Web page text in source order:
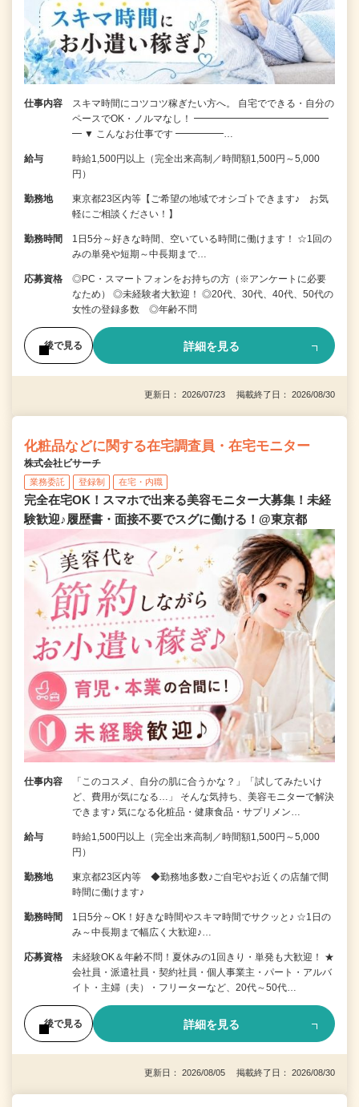
仕事内容
スキマ時間にコツコツ稼ぎたい方へ。 自宅でできる・自分の
ペースでOK・ノルマなし！ ━━━━━━━━━━━━━━
━ ▼ こんなお仕事です ━━━━━…
給与
時給1,500円以上（完全出来高制／時間額1,500円～5,000
円）
勤務地
東京都23区内等【ご希望の地域でオシゴトできます♪ お気
軽にご相談ください！】
勤務時間
1日5分～好きな時間、空いている時間に働けます！ ☆1回の
みの単発や短期～中長期まで…
応募資格
◎PC・スマートフォンをお持ちの方（※アンケートに必要
なため） ◎未経験者大歓迎！ ◎20代、30代、40代、50代の
女性の登録多数 ◎年齢不問
後で見る 詳細を見る
更新日： 2026/07/23 掲載終了日： 2026/08/30
化粧品などに関する在宅調査員・在宅モニター
株式会社ビサーチ
業務委託 登録制 在宅・内職
完全在宅OK！スマホで出来る美容モニター大募集！未経
験歓迎♪履歴書・面接不要でスグに働ける！@東京都
仕事内容
「このコスメ、自分の肌に合うかな？」「試してみたいけ
ど、費用が気になる…」 そんな気持ち、美容モニターで解決
できます♪ 気になる化粧品・健康食品・サプリメン…
給与
時給1,500円以上（完全出来高制／時間額1,500円～5,000
円）
勤務地
東京都23区内等 ◆勤務地多数♪ご自宅やお近くの店舗で間
時間に働けます♪
勤務時間
1日5分～OK！好きな時間やスキマ時間でサクッと♪ ☆1日の
み～中長期まで幅広く大歓迎♪…
応募資格
未経験OK＆年齢不問！夏休みの1回きり・単発も大歓迎！ ★
会社員・派遣社員・契約社員・個人事業主・パート・アルバ
イト・主婦（夫）・フリーターなど、20代～50代…
後で見る 詳細を見る
更新日： 2026/08/05 掲載終了日： 2026/08/30